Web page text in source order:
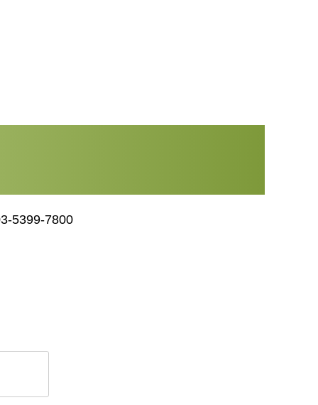
5399-7800